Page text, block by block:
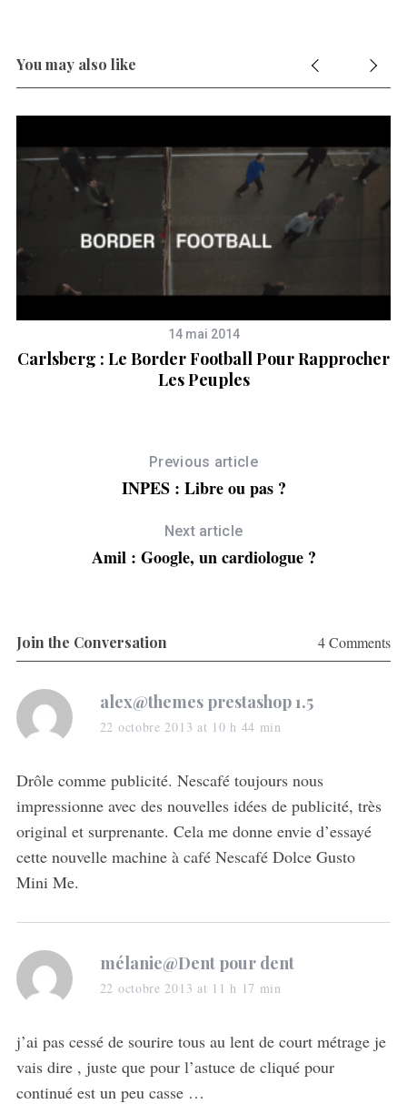
You may also like
14 mai 2014
Carlsberg : Le Border Football Pour Rapprocher
Les Peuples
Previous article
INPES : Libre ou pas ?
Next article
Amil : Google, un cardiologue ?
Join the Conversation 4 Comments
s
a
s
:
alex@themes prestashop 1.5
22 octobre 2013 at 10 h 44 min
Drôle comme publicité. Nescafé toujours nous
impressionne avec des nouvelles idées de publicité, très
original et surprenante. Cela me donne envie d’essayé
cette nouvelle machine à café Nescafé Dolce Gusto
Mini Me.
s
a
s
:
mélanie@Dent pour dent
22 octobre 2013 at 11 h 17 min
j’ai pas cessé de sourire tous au lent de court métrage je
vais dire , juste que pour l’astuce de cliqué pour
continué est un peu casse …